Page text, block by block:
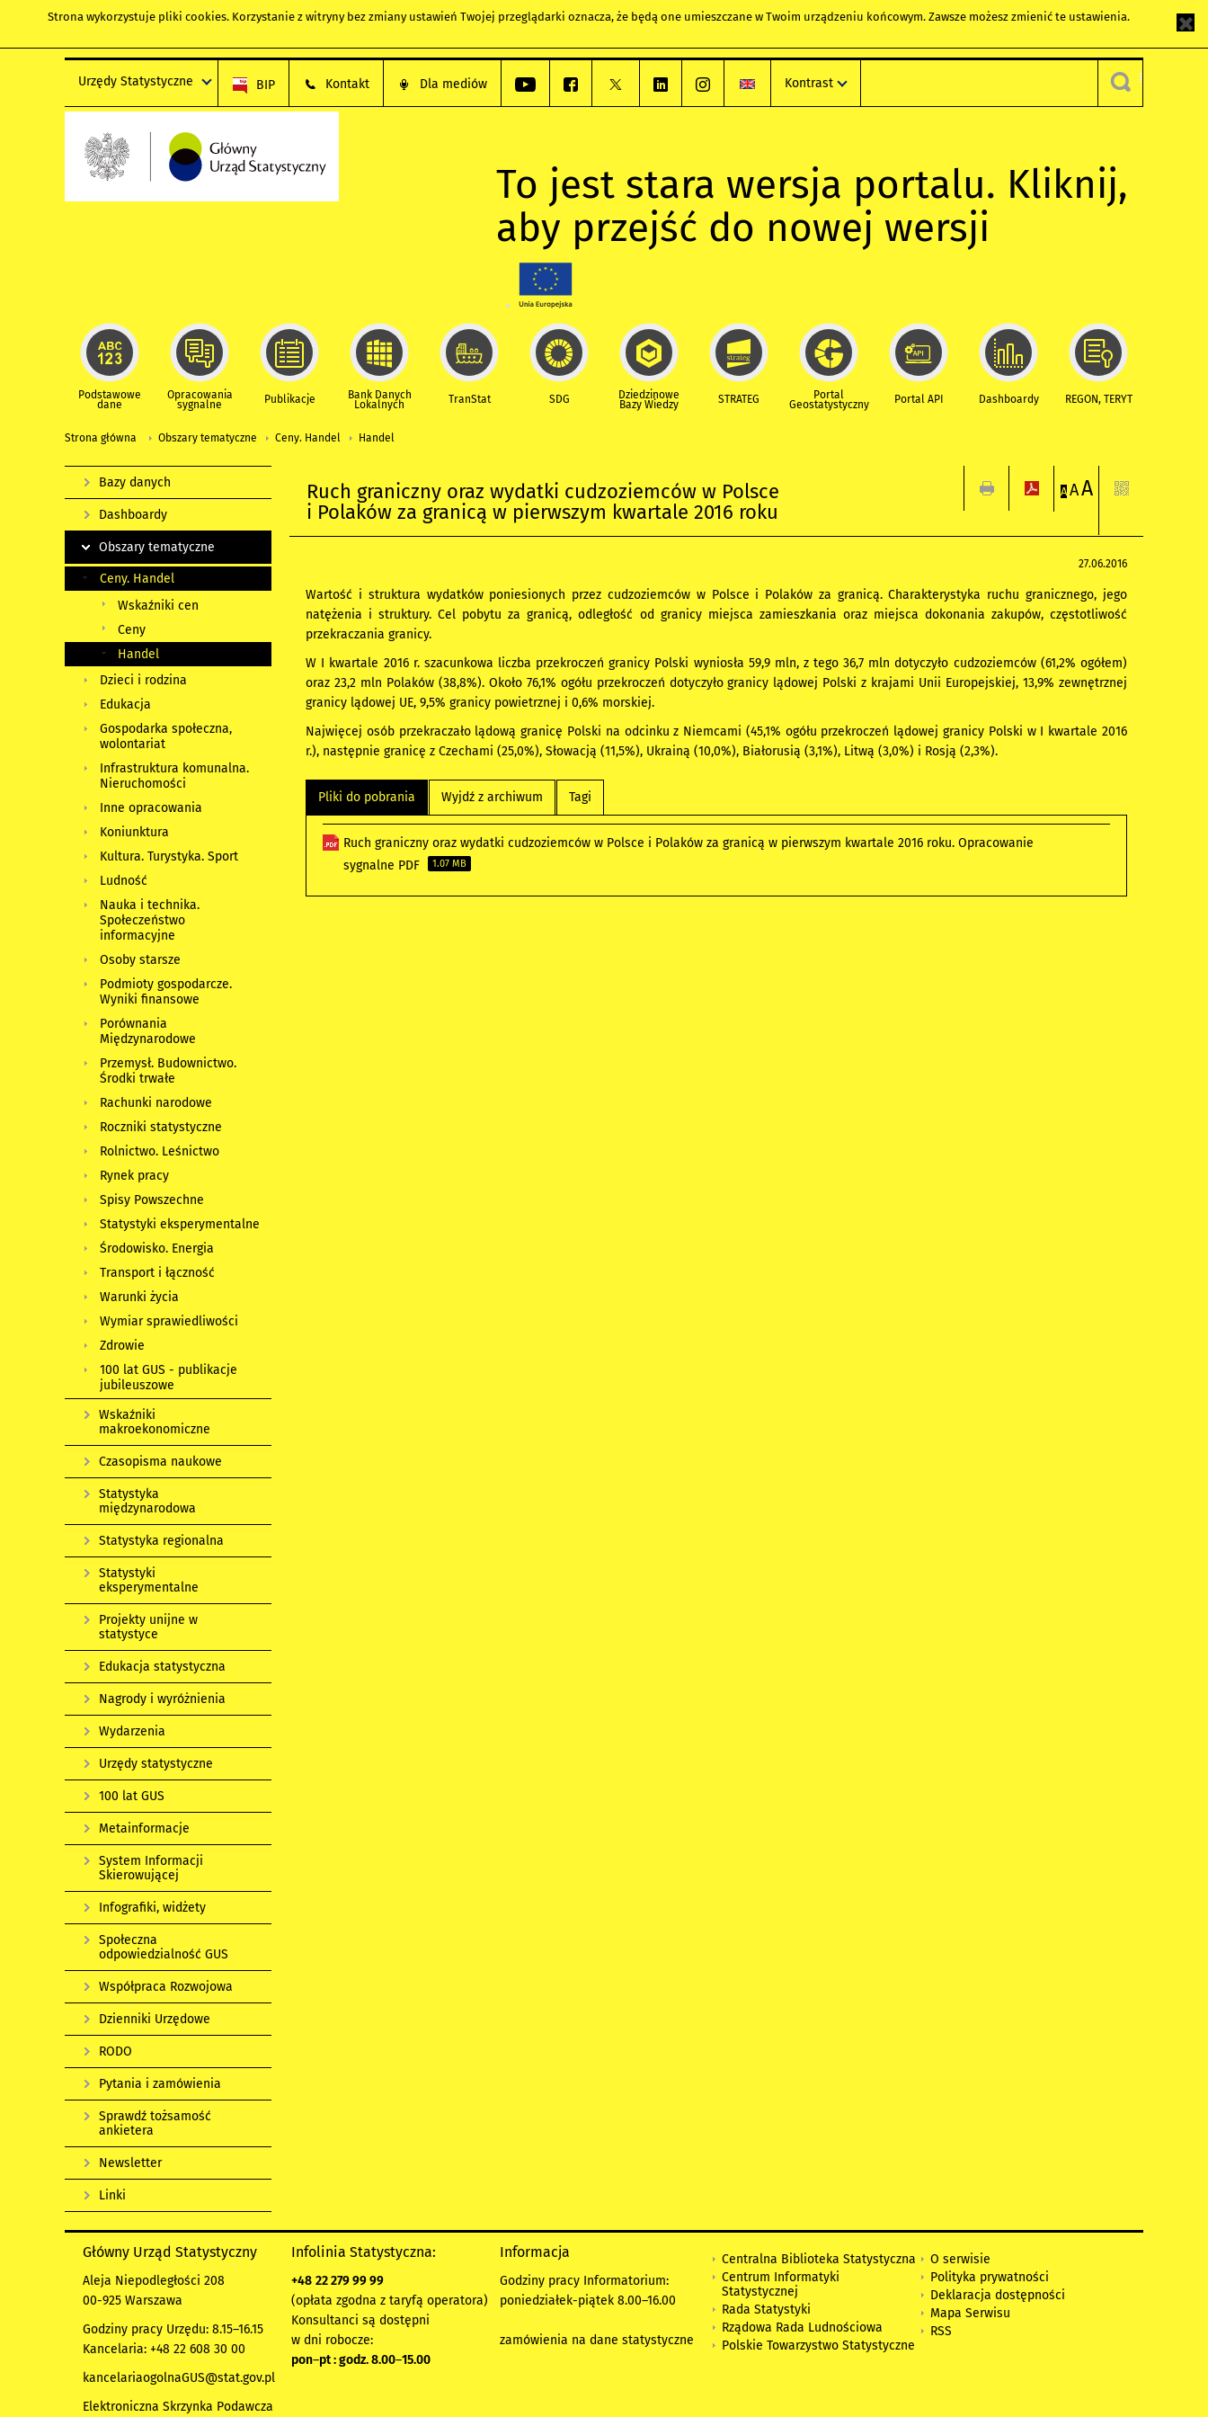
Strona wykorzystuje pliki cookies. Korzystanie z witryny bez zmiany ustawień Twojej przeglądarki oznacza, że będą one umieszczane w Twoim urządzeniu końcowym. Zawsze możesz zmienić te ustawienia.
Urzędy Statystyczne BIP Kontakt Dla mediów Kontrast
To jest stara wersja portalu. Kliknij,
aby przejść do nowej wersji
Podstawowe
dane
Opracowania
sygnalne Publikacje Bank Danych
Lokalnych TranStat SDG Dziedzinowe
Bazy Wiedzy STRATEG Portal
Geostatystyczny Portal API Dashboardy REGON, TERYT
Strona główna Obszary tematyczne Ceny. Handel Handel
Ruch graniczny oraz wydatki cudzoziemców w Polsce
i Polaków za granicą w pierwszym kwartale 2016 roku
A AA
27.06.2016
Wartość i struktura wydatków poniesionych przez cudzoziemców w Polsce i Polaków za granicą. Charakterystyka ruchu granicznego, jego
natężenia i struktury. Cel pobytu za granicą, odległość od granicy miejsca zamieszkania oraz miejsca dokonania zakupów, częstotliwość
przekraczania granicy.
W I kwartale 2016 r. szacunkowa liczba przekroczeń granicy Polski wyniosła 59,9 mln, z tego 36,7 mln dotyczyło cudzoziemców (61,2% ogółem)
oraz 23,2 mln Polaków (38,8%). Około 76,1% ogółu przekroczeń dotyczyło granicy lądowej Polski z krajami Unii Europejskiej, 13,9% zewnętrznej
granicy lądowej UE, 9,5% granicy powietrznej i 0,6% morskiej.
Najwięcej osób przekraczało lądową granicę Polski na odcinku z Niemcami (45,1% ogółu przekroczeń lądowej granicy Polski w I kwartale 2016
r.), następnie granicę z Czechami (25,0%), Słowacją (11,5%), Ukrainą (10,0%), Białorusią (3,1%), Litwą (3,0%) i Rosją (2,3%).
Pliki do pobrania Wyjdź z archiwum Tagi
Ruch graniczny oraz wydatki cudzoziemców w Polsce i Polaków za granicą w pierwszym kwartale 2016 roku. Opracowanie
sygnalne PDF
1.07 MB
Bazy danych
Dashboardy
Obszary tematyczne
Ceny. Handel
Wskaźniki cen
Ceny
Handel
Dzieci i rodzina
Edukacja
Gospodarka społeczna,
wolontariat
Infrastruktura komunalna.
Nieruchomości
Inne opracowania
Koniunktura
Kultura. Turystyka. Sport
Ludność
Nauka i technika.
Społeczeństwo
informacyjne
Osoby starsze
Podmioty gospodarcze.
Wyniki finansowe
Porównania
Międzynarodowe
Przemysł. Budownictwo.
Środki trwałe
Rachunki narodowe
Roczniki statystyczne
Rolnictwo. Leśnictwo
Rynek pracy
Spisy Powszechne
Statystyki eksperymentalne
Środowisko. Energia
Transport i łączność
Warunki życia
Wymiar sprawiedliwości
Zdrowie
100 lat GUS - publikacje
jubileuszowe
Wskaźniki
makroekonomiczne
Czasopisma naukowe
Statystyka
międzynarodowa
Statystyka regionalna
Statystyki
eksperymentalne
Projekty unijne w
statystyce
Edukacja statystyczna
Nagrody i wyróżnienia
Wydarzenia
Urzędy statystyczne
100 lat GUS
Metainformacje
System Informacji
Skierowującej
Infografiki, widżety
Społeczna
odpowiedzialność GUS
Współpraca Rozwojowa
Dzienniki Urzędowe
RODO
Pytania i zamówienia
Sprawdź tożsamość
ankietera
Newsletter
Linki
Główny Urząd Statystyczny
Aleja Niepodległości 208
00-925 Warszawa
Godziny pracy Urzędu: 8.15–16.15
Kancelaria: +48 22 608 30 00
kancelariaogolnaGUS@stat.gov.pl
Elektroniczna Skrzynka Podawcza
Infolinia Statystyczna:
+48 22 279 99 99
(opłata zgodna z taryfą operatora)
Konsultanci są dostępni
w dni robocze:
pon–pt : godz. 8.00–15.00
Informacja
Godziny pracy Informatorium:
poniedziałek-piątek 8.00–16.00
zamówienia na dane statystyczne
Centralna Biblioteka Statystyczna
Centrum Informatyki
Statystycznej
Rada Statystyki
Rządowa Rada Ludnościowa
Polskie Towarzystwo Statystyczne
O serwisie
Polityka prywatności
Deklaracja dostępności
Mapa Serwisu
RSS